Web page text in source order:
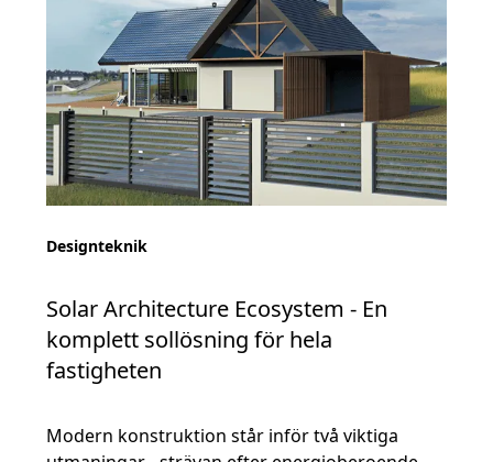
Designteknik
Solar Architecture Ecosystem - En
komplett sollösning för hela
fastigheten
Modern konstruktion står inför två viktiga